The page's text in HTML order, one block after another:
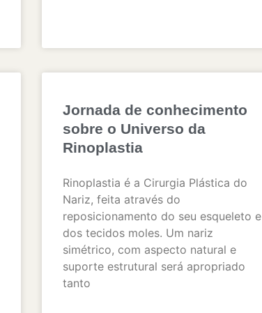
Jornada de conhecimento
sobre o Universo da
Rinoplastia
Rinoplastia é a Cirurgia Plástica do
Nariz, feita através do
reposicionamento do seu esqueleto e
dos tecidos moles. Um nariz
simétrico, com aspecto natural e
suporte estrutural será apropriado
tanto